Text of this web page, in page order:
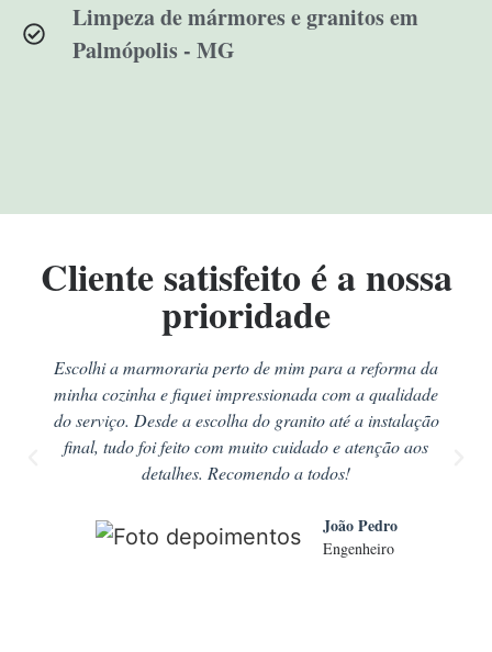
Limpeza de mármores e granitos em
Palmópolis - MG
Cliente satisfeito é a nossa
prioridade
Escolhi a marmoraria perto de mim para a reforma da
minha cozinha e fiquei impressionada com a qualidade
do serviço. Desde a escolha do granito até a instalação
final, tudo foi feito com muito cuidado e atenção aos
detalhes. Recomendo a todos!
João Pedro
Engenheiro